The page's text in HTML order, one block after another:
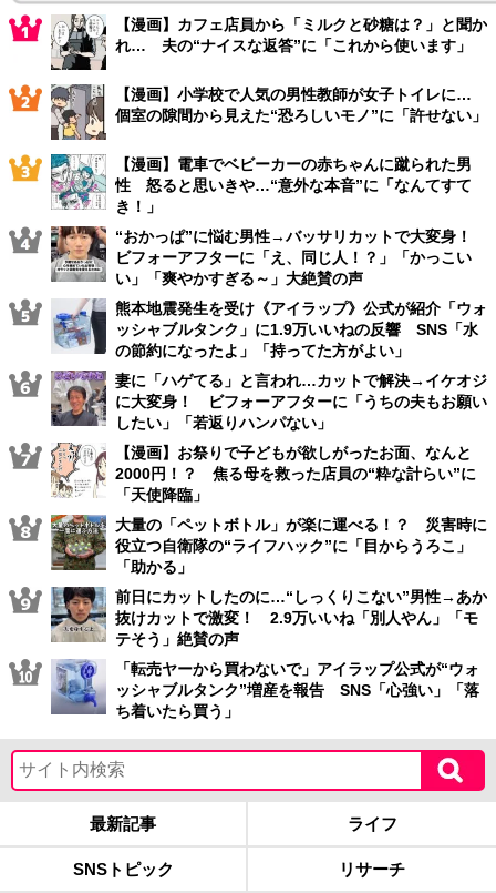
【漫画】カフェ店員から「ミルクと砂糖は？」と聞か
れ… 夫の“ナイスな返答”に「これから使います」
【漫画】小学校で人気の男性教師が女子トイレに…
個室の隙間から見えた“恐ろしいモノ”に「許せない」
【漫画】電車でベビーカーの赤ちゃんに蹴られた男
性 怒ると思いきや…“意外な本音”に「なんてすて
き！」
“おかっぱ”に悩む男性→バッサリカットで大変身！
ビフォーアフターに「え、同じ人！？」「かっこい
い」「爽やかすぎる～」大絶賛の声
熊本地震発生を受け《アイラップ》公式が紹介「ウォ
ッシャブルタンク」に1.9万いいねの反響 SNS「水
の節約になったよ」「持ってた方がよい」
妻に「ハゲてる」と言われ…カットで解決→イケオジ
に大変身！ ビフォーアフターに「うちの夫もお願い
したい」「若返りハンパない」
【漫画】お祭りで子どもが欲しがったお面、なんと
2000円！？ 焦る母を救った店員の“粋な計らい”に
「天使降臨」
大量の「ペットボトル」が楽に運べる！？ 災害時に
役立つ自衛隊の“ライフハック”に「目からうろこ」
「助かる」
前日にカットしたのに…“しっくりこない”男性→あか
抜けカットで激変！ 2.9万いいね「別人やん」「モ
テそう」絶賛の声
「転売ヤーから買わないで」アイラップ公式が“ウォ
ッシャブルタンク”増産を報告 SNS「心強い」「落
ち着いたら買う」
最新記事 ライフ
SNSトピック リサーチ